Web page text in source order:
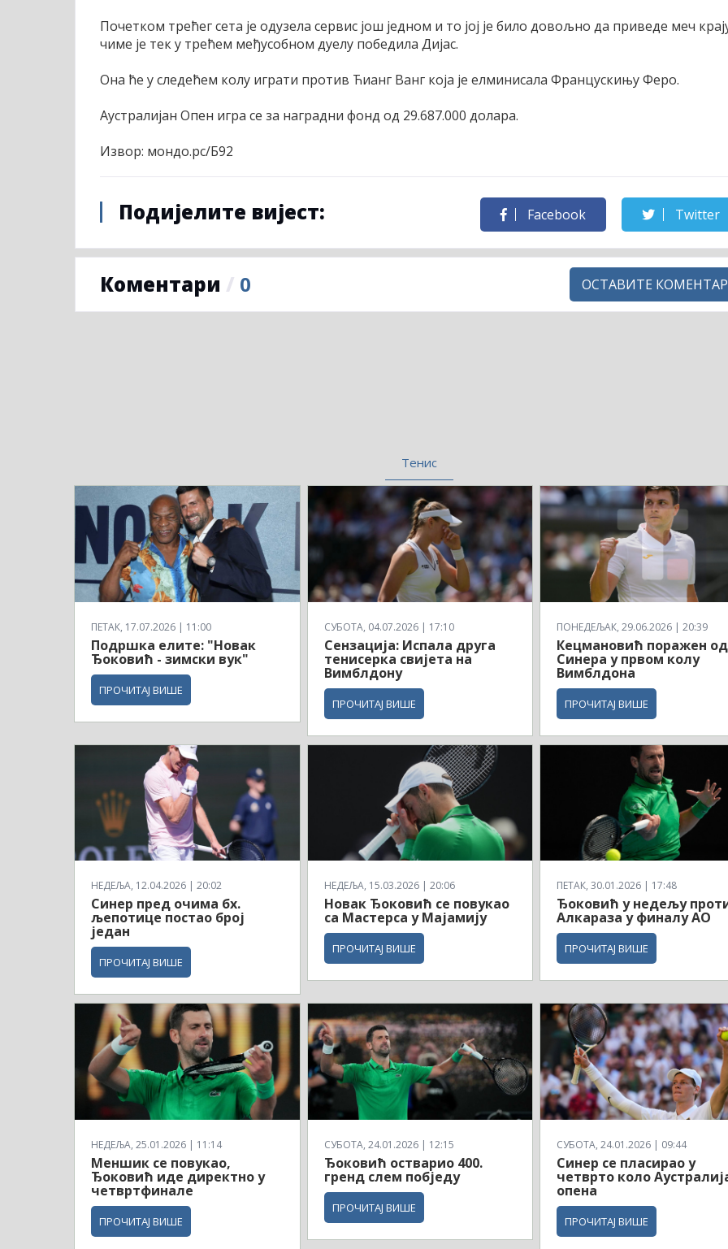
Почетком трећег сета је одузела сервис још једном и то јој је било довољно да приведе меч
чиме је тек у трећем међусобном дуелу победила Дијас.
Она ће у следећем колу играти против Ћианг Ванг која је елминисала Францускињу Феро.
Аустралијан Опен игра се за наградни фонд од 29.687.000 долара.
Извор: мондо.рс/Б92
Подијелите вијест: Facebook Twitter
Коментари / 0 ОСТАВИТЕ КОМЕНТАР
Тенис
ПЕТАК, 17.07.2026 | 11:00
Подршка елите: "Новак
Ђоковић - зимски вук"
ПРОЧИТАЈ ВИШЕ
СУБОТА, 04.07.2026 | 17:10
Сензација: Испала друга
тенисерка свијета на
Вимблдону
ПРОЧИТАЈ ВИШЕ
ПОНЕДЕЉАК, 29.06.2026 | 20:39
Кецмановић поражен од
Синера у првом колу
Вимблдона
ПРОЧИТАЈ ВИШЕ
НЕДЕЉА, 12.04.2026 | 20:02
Синер пред очима бх.
љепотице постао број
један
ПРОЧИТАЈ ВИШЕ
НЕДЕЉА, 15.03.2026 | 20:06
Новак Ђоковић се повукао
са Мастерса у Мајамију
ПРОЧИТАЈ ВИШЕ
ПЕТАК, 30.01.2026 | 17:48
Ђоковић у недељу
Алкараза у финалу АО
ПРОЧИТАЈ ВИШЕ
НЕДЕЉА, 25.01.2026 | 11:14
Меншик се повукао,
Ђоковић иде директно у
четвртфинале
ПРОЧИТАЈ ВИШЕ
СУБОТА, 24.01.2026 | 12:15
Ђоковић остварио 400.
гренд слем побједу
ПРОЧИТАЈ ВИШЕ
СУБОТА, 24.01.2026 | 09:44
Синер се пласирао у
четврто коло
опена
ПРОЧИТАЈ ВИШЕ